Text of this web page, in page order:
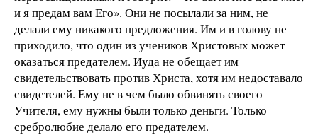
и я предам вам Его». Они не посылали за ним, не
делали ему никакого предложения. Им и в голову не
приходило, что один из учеников Христовых может
оказаться предателем. Иуда не обещает им
свидетельствовать против Христа, хотя им недоставало
свидетелей. Ему не в чем было обвинять своего
Учителя, ему нужны были только деньги. Только
сребролюбие делало его предателем.